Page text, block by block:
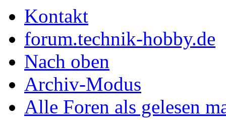
Kontakt
forum.technik-hobby.de
Nach oben
Archiv-Modus
Alle Foren als gelesen